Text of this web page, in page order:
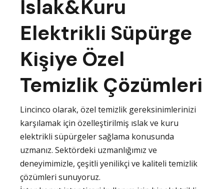
Islak&Kuru
Elektrikli Süpürge
Kişiye Özel
Temizlik Çözümleri
Lincinco olarak, özel temizlik gereksinimlerinizi
karşılamak için özelleştirilmiş ıslak ve kuru
elektrikli süpürgeler sağlama konusunda
uzmanız. Sektördeki uzmanlığımız ve
deneyimimizle, çeşitli yenilikçi ve kaliteli temizlik
çözümleri sunuyoruz.